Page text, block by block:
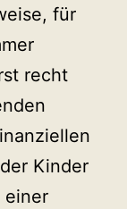
für
recht
Kinder
einer